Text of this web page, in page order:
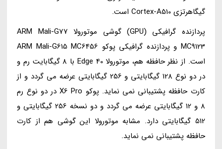
گیگاهرتزی Cortex-A510 است.
پردازنده گرافیکی (GPU) گوشی موتورولا ARM Mali-G77
MC9123 و پردازنده گرافیکی پوکو ARM Mali-G615 MC6456
است. از نظر حافظه هم، موتورولا Edge 40 با 8 گیگابایت رم و
در دو نوع 128 گیگابایتی و 256 گیگابایتی عرضه می گردد و از
کارت حافظه پشتیبانی نمی نماید. پوکو X6 Pro در دو نوع رم
8 و 12 گیگابایتی عرضه می گردد و دو نسخه 256 گیگابایتی و
512 گیگابایتی دارد. مشابه موتورولا این گوشی هم از کارت
حافظه پشتیبانی نمی نماید.